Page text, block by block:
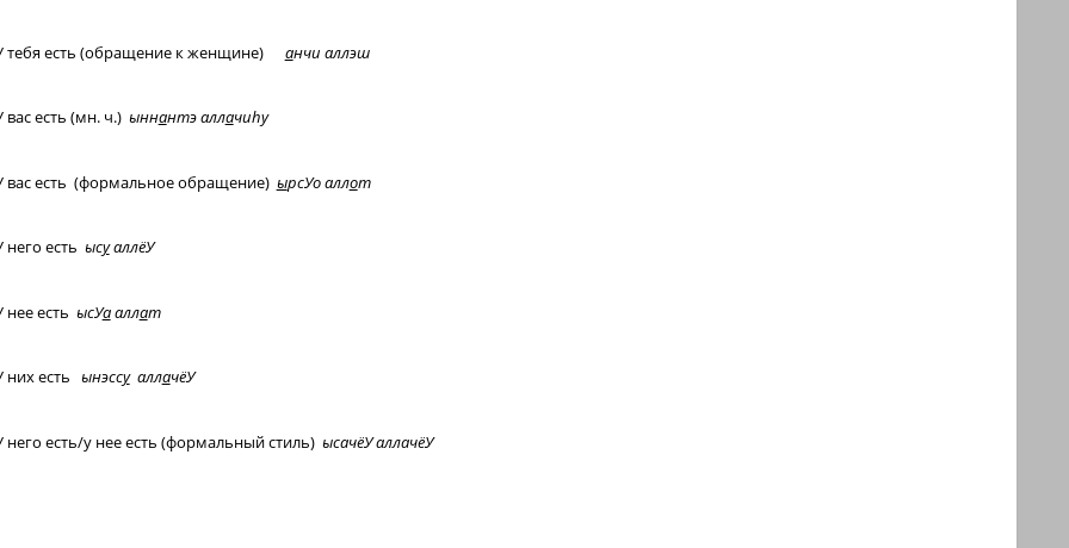
тебя есть (обращение к женщине) анчи аллэш
вас есть (мн. ч.) ыннантэ аллачиhу
вас есть (формальное обращение) ырсУо аллот
него есть ысуаллёУ
нее есть ысУааллат
них есть ынэссуаллачёУ
него есть/у нее есть (формальный стиль) ысачёУ аллачёУ